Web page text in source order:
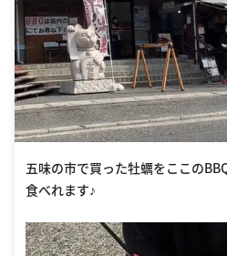
五味の市で買った牡蠣をここの
食べれます♪